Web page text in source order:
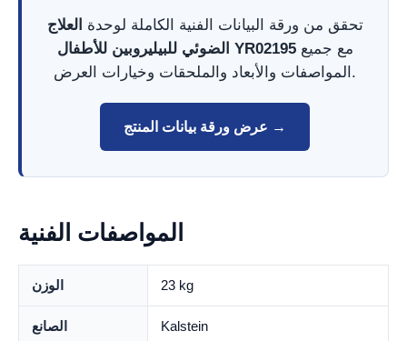
تحقق من ورقة البيانات الفنية الكاملة لوحدة العلاج
الضوئي للبيليروبين للأطفال YR02195مع جميع
المواصفات والأبعاد والملحقات وخيارات العرض.
عرض ورقة بيانات المنتج →
المواصفات الفنية
الوزن 23 kg
الصانع Kalstein